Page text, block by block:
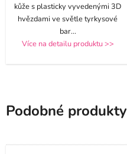
kůže s plasticky vyvedenými 3D
hvězdami ve světle tyrkysové
bar...
Více na detailu produktu >>
Podobné produkty